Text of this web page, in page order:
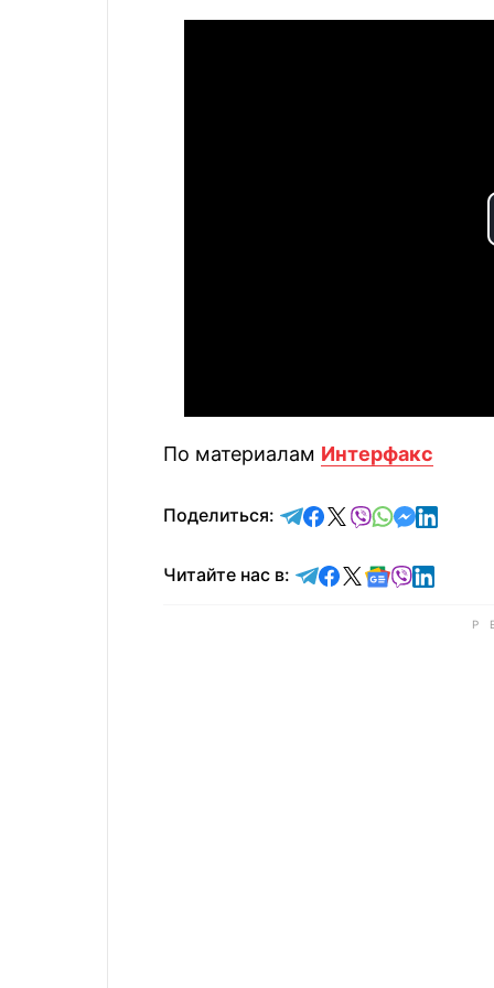
По материалам Интерфакс
Поделиться: отправить в Telegram
поделиться в
поделиться в X
отправить в
отправить
Читайте нас в: Читайте в Telegram
Читайте в
Читайте в X
Читайте в
Читайте